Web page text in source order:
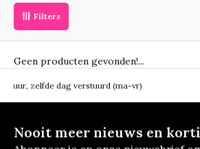
Filters
Geen producten gevonden!...
dag verstuurd (ma-vr)
Nooit meer nieuws en